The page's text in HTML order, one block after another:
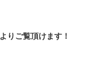
りご覧頂けます！